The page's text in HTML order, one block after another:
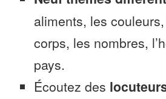
aliments, les
corps, les nombres,
pays.
Écoutez des